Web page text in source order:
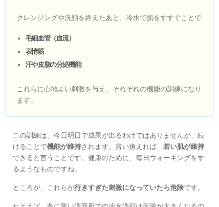
クレンジングや洗顔を終えたあと、冷水で肌をすすぐことで
毛細血管（血流）
表情筋
汗や皮脂の分泌機能
これらに心地よい刺激を与え、それぞれの機能の訓練になり
ます。
この訓練は、今日明日で成果が出るわけではありませんが、続
けることで機能が維持されます。言い換えれば、若い肌が維持
できると言うことです。健康のために、毎日ウォーキングをす
るようなものですね。
ところが、これらが行きすぎた刺激になっていたら危険です。